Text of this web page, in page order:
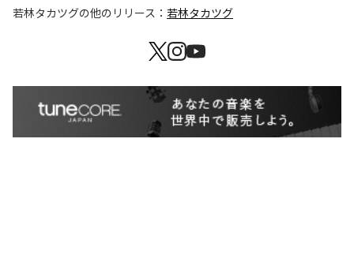
若林タカツグの他のリリース： 若林タカツグ